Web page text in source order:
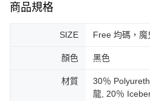
商品規格
SIZE Free 均碼，魔
顏色 黑色
材質
30％
龍, 20％